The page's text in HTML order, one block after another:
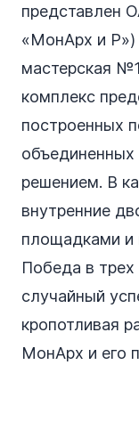
представлен
«МонАрх и
мастерская
комплекс
построенных
решением. В
внутренние
площадками и
Победа в
случайный
кропотливая
МонАрх и его